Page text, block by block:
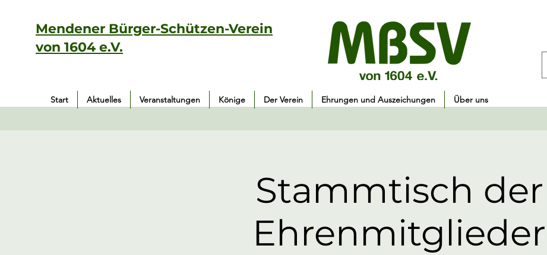
Mendener Bürger-Schützen-Verein
von 1604 e.V.
Start Aktuelles Veranstaltungen Könige Der Verein Ehrungen und Auszeichungen Über uns
Stammtisch der
Ehrenmitglieder